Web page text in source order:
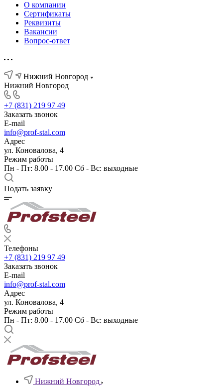
О компании
Сертификаты
Реквизиты
Вакансии
Вопрос-ответ
Нижний Новгород
Нижний Новгород
+7 (831) 219 97 49
Заказать звонок
E-mail
info@prof-stal.com
Адрес
ул. Коновалова, 4
Режим работы
Пн - Пт: 8.00 - 17.00 Сб - Вс: выходные
Подать заявку
Телефоны
+7 (831) 219 97 49
Заказать звонок
E-mail
info@prof-stal.com
Адрес
ул. Коновалова, 4
Режим работы
Пн - Пт: 8.00 - 17.00 Сб - Вс: выходные
Нижний Новгород